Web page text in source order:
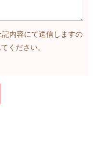
内容にて送信しますの
ください。